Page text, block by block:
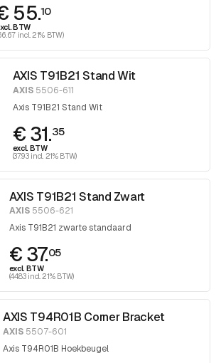
55.10
BTW
incl. 21% BTW)
AXIS T91B21 Stand Wit
AXIS5506-611
Axis T91B21 Stand Wit
€ 31.35
excl. BTW
(37.93 incl. 21% BTW)
AXIS T91B21 Stand Zwart
AXIS5506-621
Axis T91B21 zwarte standaard
€ 37.05
excl. BTW
(44.83 incl. 21% BTW)
AXIS T94R01B Corner Bracket
AXIS5507-601
Axis T94R01B Hoekbeugel